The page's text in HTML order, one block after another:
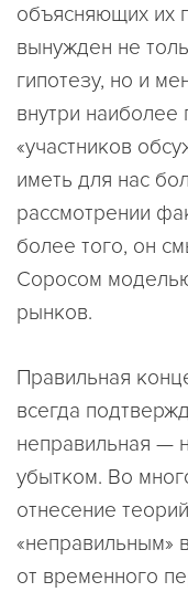
объясняющих их
вынужден не
гипотезу, но и
внутри наиболее
«участников
иметь для нас
рассмотрении
более того, он
Соросом
рынков.
Правильная
всегда
неправильная —
убытком. Во
отнесение
«неправильным»
от временного